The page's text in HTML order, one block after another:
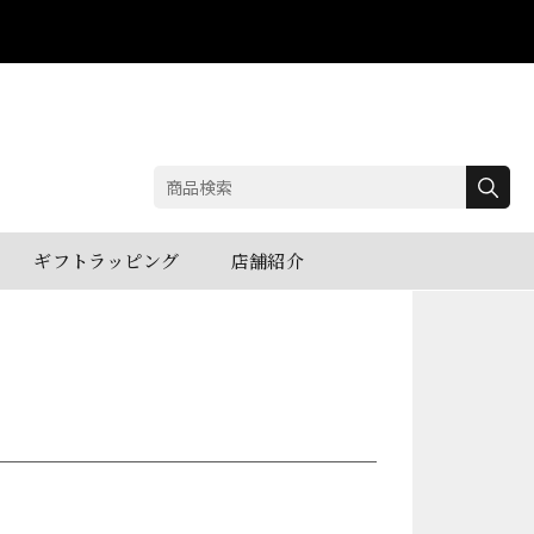
検
ギフトラッピング 店舗紹介